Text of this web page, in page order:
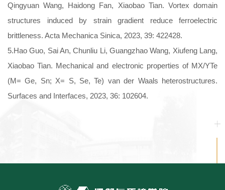
Qingyuan Wang, Haidong Fan, Xiaobao Tian. Vortex domain
structures induced by strain gradient reduce ferroelectric
brittleness. Acta Mechanica Sinica, 2023, 39: 422428.
5.Hao Guo, Sai An, Chunliu Li, Guangzhao Wang, Xiufeng Lang,
Xiaobao Tian. Mechanical and electronic properties of MX/YTe
(M= Ge, Sn; X= S, Se, Te) van der Waals heterostructures.
Surfaces and Interfaces, 2023, 36: 102604.